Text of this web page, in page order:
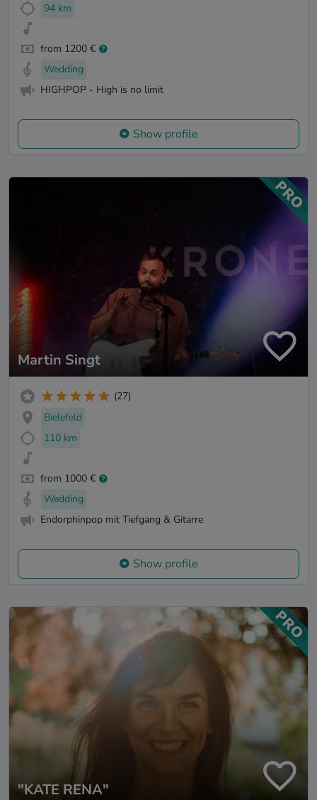
94 km
from 1200 €
Wedding
HIGHPOP - High is no limit
Show profile
Martin Singt
(27)
Bielefeld
110 km
from 1000 €
Wedding
Endorphinpop mit Tiefgang & Gitarre
Show profile
"KATE RENA"